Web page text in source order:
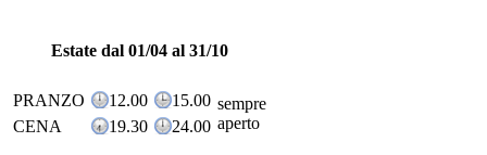
Estate dal 01/04 al 31/10
PRANZO 12.00 15.00 sempre
aperto
CENA 19.30 24.00